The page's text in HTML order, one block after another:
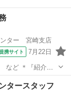
ンター 宮崎支店
携サイト 7月22日
＊『紹介予
タースタッフ